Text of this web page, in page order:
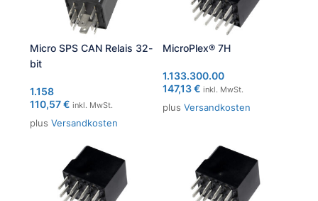
Micro SPS CAN Relais 32-
bit
1.158
110,57€ inkl. MwSt.
plus Versandkosten
MicroPlex® 7H
1.133.300.00
147,13€ inkl. MwSt.
plus Versandkosten